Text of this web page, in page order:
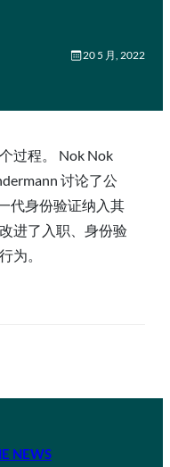
20 5 月, 2022
过程。 Nok Nok
讨论了公
代身份验证纳入其
进了入职、身份验
为。
NEWS